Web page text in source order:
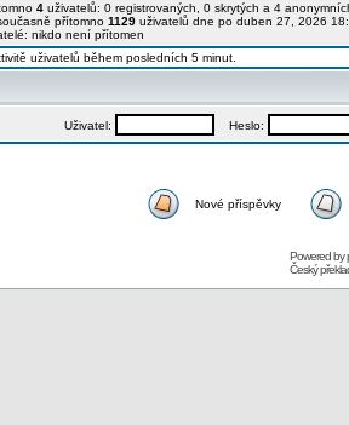
4 uživatelů: 0 registrovaných, 0 skrytých a 4
přítomno 1129 uživatelů dne po duben 27, 2026
nikdo není přítomen
uživatelů během posledních 5 minut.
Uživatel: Heslo:
Nové příspěvky
Powered by
Český